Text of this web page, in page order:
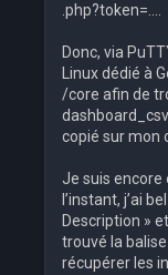
.php?token=....
Donc, via
Linux dédié à
/core afin de
copié sur mon
Je suis encore
l’instant, j’ai
Description »
trouvé la
récupérer les